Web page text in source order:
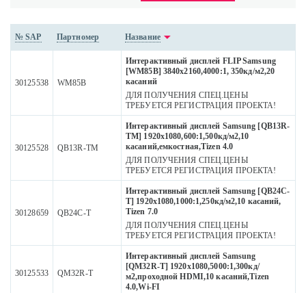
№ SAP Партномер Название
30125538 WM85B
Интерактивный дисплей FLIP Samsung
[WM85B] 3840х2160,4000:1, 350кд/м2,20
касаний
ДЛЯ ПОЛУЧЕНИЯ СПЕЦ.ЦЕНЫ
ТРЕБУЕТСЯ РЕГИСТРАЦИЯ ПРОЕКТА!
30125528 QB13R-TM
Интерактивный дисплей Samsung [QB13R-
TM] 1920х1080,600:1,500кд/м2,10
касаний,емкостная,Tizen 4.0
ДЛЯ ПОЛУЧЕНИЯ СПЕЦ.ЦЕНЫ
ТРЕБУЕТСЯ РЕГИСТРАЦИЯ ПРОЕКТА!
30128659 QB24C-T
Интерактивный дисплей Samsung [QB24C-
T] 1920х1080,1000:1,250кд/м2,10 касаний,
Tizen 7.0
ДЛЯ ПОЛУЧЕНИЯ СПЕЦ.ЦЕНЫ
ТРЕБУЕТСЯ РЕГИСТРАЦИЯ ПРОЕКТА!
30125533 QM32R-T
Интерактивный дисплей Samsung
[QM32R-T] 1920x1080,5000:1,300кд/
м2,проходной HDMI,10 касаний,Tizen
4.0,Wi-FI